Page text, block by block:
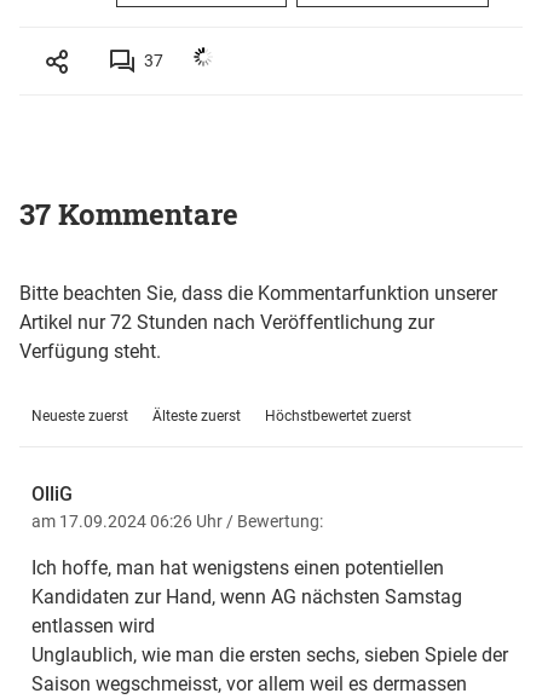
37
37 Kommentare
Bitte beachten Sie, dass die Kommentarfunktion unserer
Artikel nur 72 Stunden nach Veröffentlichung zur
Verfügung steht.
Neueste zuerst Älteste zuerst Höchstbewertet zuerst
OlliG
am 17.09.2024 06:26 Uhr / Bewertung:
Ich hoffe, man hat wenigstens einen potentiellen
Kandidaten zur Hand, wenn AG nächsten Samstag
entlassen wird
Unglaublich, wie man die ersten sechs, sieben Spiele der
Saison wegschmeisst, vor allem weil es dermassen